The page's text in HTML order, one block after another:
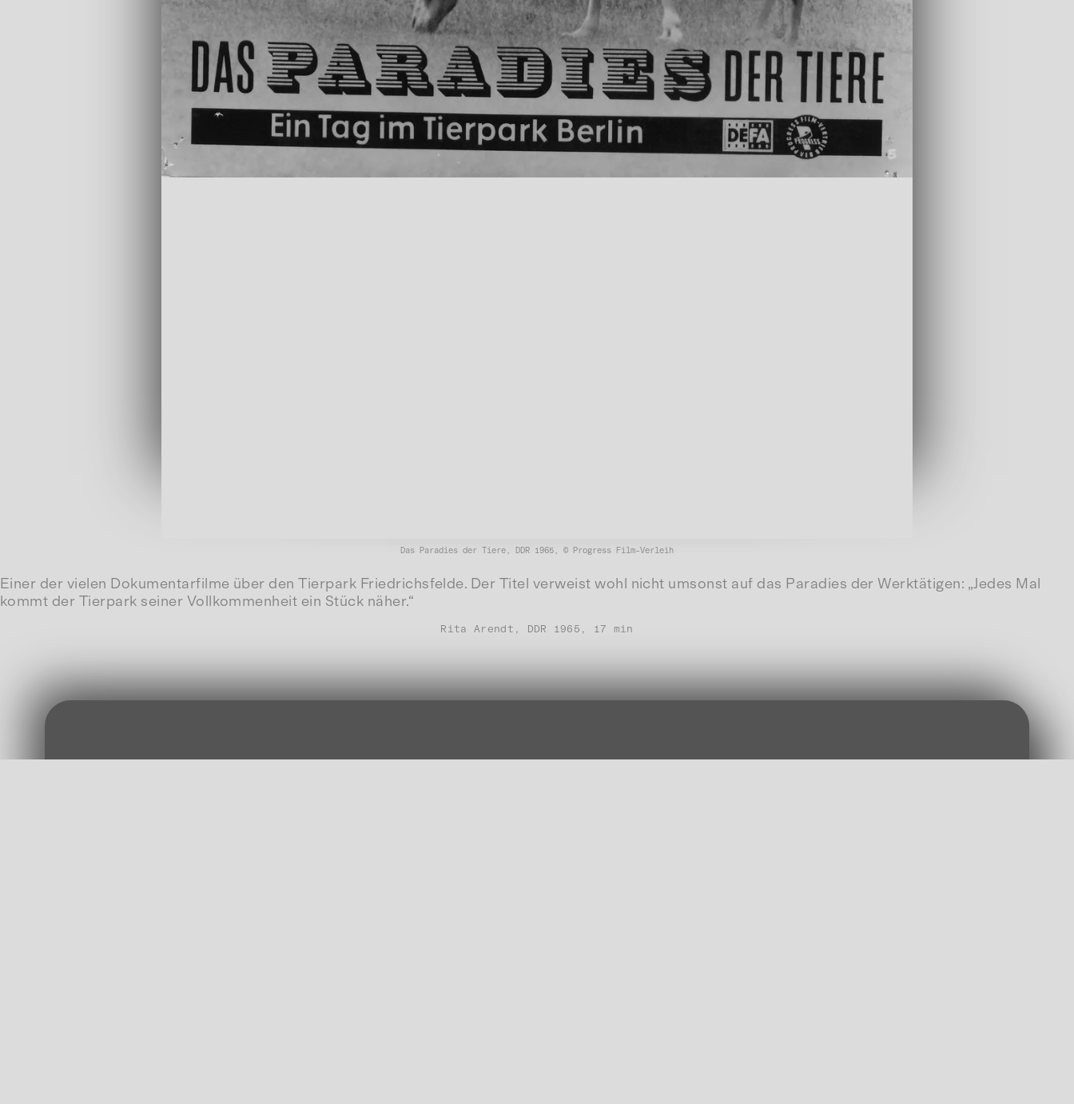
Das Paradies der Tiere, DDR 1965, © Progress Film-Verleih
Einer der vielen Dokumentarfilme über den Tierpark Friedrichsfelde. Der Titel verweist wohl nicht umsonst auf das Paradies der Werktätigen: „Jedes Mal
kommt der Tierpark seiner Vollkommenheit ein Stück näher.“
Rita Arendt, DDR 1965, 17 min